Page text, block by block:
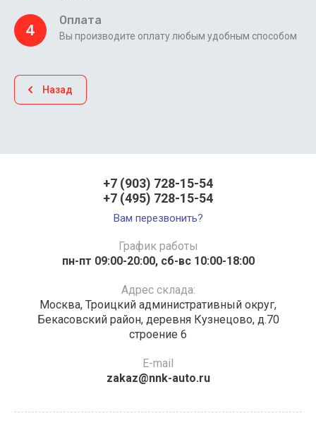
4
Оплата
Вы производите оплату любым удобным способом
Назад
+7 (903) 728-15-54
+7 (495) 728-15-54
Вам перезвонить?
График работы
пн-пт 09:00-20:00, сб-вс 10:00-18:00
Адрес склада:
Москва, Троицкий административный округ,
Бекасовский район, деревня Кузнецово, д.70
строение 6
E-mail
zakaz@nnk-auto.ru